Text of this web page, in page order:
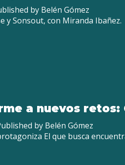
by Belén Gómez
y Sonsout, con Miranda Ibañez.
a nuevos retos:
by Belén Gómez
El que busca